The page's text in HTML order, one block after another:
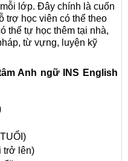
lớp. Đây chính là cuốn
trợ học viên có thể theo
thể tự học thêm tại nhà,
từ vựng, luyện kỹ
Anh ngữ INS English
trở lên)